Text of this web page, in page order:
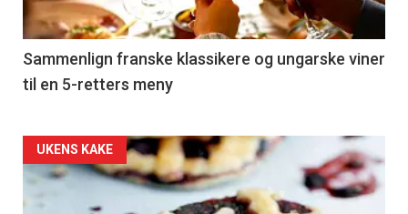
-
5
Sammenlign franske klassikere og ungarske viner
til en 5-retters meny
Forsiden
akkurat
UKENS KAKE